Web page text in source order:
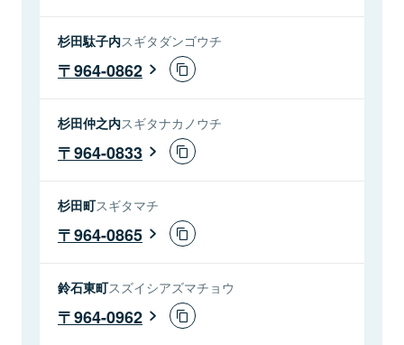
杉田駄子内スギタダンゴウチ
964-0862
杉田仲之内スギタナカノウチ
964-0833
杉田町スギタマチ
964-0865
鈴石東町スズイシアズマチョウ
964-0962